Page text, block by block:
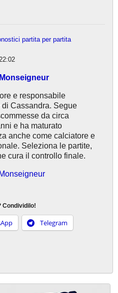
partita per partita
Monseigneur
e responsabile
Cassandra. Segue
da circa
e ha maturato
anche come calciatore e
Seleziona le partite,
cura il controllo finale.
Condividilo!
Telegram